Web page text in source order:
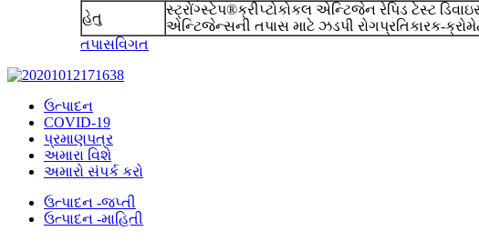
હેતુ
સ્ટ્રોંગ્સ્ટેપ®ક્રીપ્ટોકોકલ એન્ટિજેન રેપિડ ટેસ્ટ
એન્ટિજેન્સની તપાસ માટે ઝડપી રોગપ્રતિકારક-
તપાસવિગત
ઉત્પાદન
COVID-19
પ્રમાણપત્ર
અમારા વિશે
અમારો સંપર્ક કરો
ઉત્પાદન -જપ્તી
ઉત્પાદન -માહિતી